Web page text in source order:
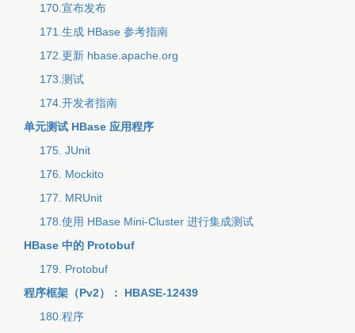
170.宣布发布
171.生成 HBase 参考指南
172.更新 hbase.apache.org
173.测试
174.开发者指南
单元测试 HBase 应用程序
175. JUnit
176. Mockito
177. MRUnit
178.使用 HBase Mini-Cluster 进行集成测试
HBase 中的 Protobuf
179. Protobuf
程序框架（Pv2）： HBASE-12439
180.程序